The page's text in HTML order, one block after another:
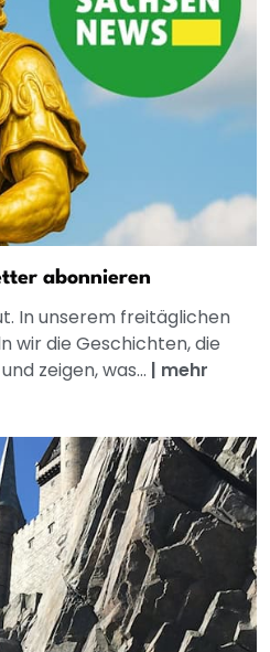
abonnieren
In unserem freitäglichen
wir die Geschichten, die
zeigen, was... | mehr